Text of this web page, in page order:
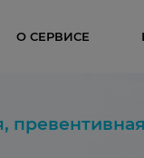
О СЕРВИСЕ
превентивная